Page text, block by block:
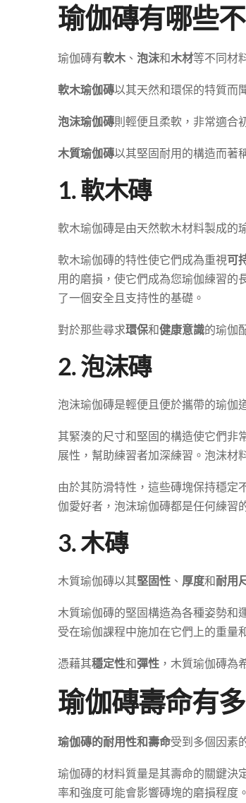
瑜伽磚有哪些
瑜伽磚有軟木 、 泡沫和木材等不同材
軟木瑜伽磚以其天然和環保的特質而
泡沫瑜伽磚則輕便且柔軟，非常適合
木質瑜伽磚以其堅固耐用的構造而著
1. 軟木磚
軟木瑜伽磚是由天然軟木材料製成的
軟木瑜伽磚的特性使它們成為重視可
用的磨損，使它們成為您瑜伽練習的
了一個安全且支持性的基礎。
對於那些尋求環保和健康意識的瑜伽
2. 泡沫磚
泡沫瑜伽磚是輕便且便於攜帶的瑜伽
其緊湊的尺寸和堅固的構造使它們非
展性，幫助練習者加深練習。泡沫材
由於其防滑特性，這些磚塊保持穩定
伽愛好者，泡沫瑜伽磚都是任何練習
3. 木磚
木質瑜伽磚以其堅固性 、 厚度和耐用
木質瑜伽磚的堅固構造為各種姿勢和
受在瑜伽課程中施加在它們上的重量
憑藉其穩定性和彈性 ，木質瑜伽磚為
瑜伽磚壽命有
瑜伽磚的耐用性和壽命受到多個因素
瑜伽磚的材料質量是其壽命的關鍵決
率和強度可能會影響磚塊的磨損程度